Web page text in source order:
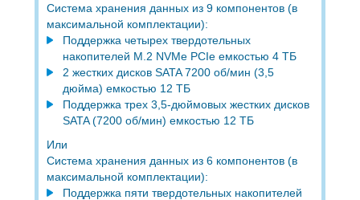
Система хранения данных из 9 компонентов (в
максимальной комплектации):
Поддержка четырех твердотельных
накопителей M.2 NVMe PCIe емкостью 4 ТБ
2 жестких дисков SATA 7200 об/мин (3,5
дюйма) емкостью 12 ТБ
Поддержка трех 3,5-дюймовых жестких дисков
SATA (7200 об/мин) емкостью 12 ТБ
Или
Система хранения данных из 6 компонентов (в
максимальной комплектации):
Поддержка пяти твердотельных накопителей